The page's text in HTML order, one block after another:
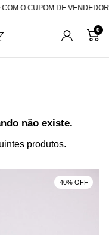
O CUPOM DE VENDEDORA
0
não existe.
produtos.
40% OFF